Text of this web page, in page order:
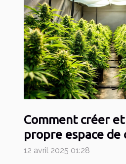
Comment créer
propre espace de
cannabis
12 avril 2025 01:28